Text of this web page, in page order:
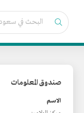
صندوق المعلومات
الاسم